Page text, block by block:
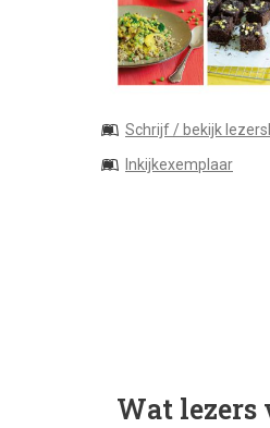
Schrijf / bekijk
Inkijkexemplaar
Wat lezers